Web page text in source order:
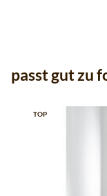
passt gut zu
TOP